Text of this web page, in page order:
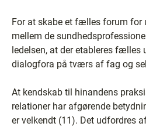
For at skabe et fælles forum for
mellem de
ledelsen, at der etableres fælles
dialogfora på tværs af fag og
At kendskab til hinandens
relationer har afgørende
er velkendt (11). Det udfordres